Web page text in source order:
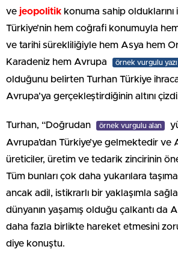
ve jeopolitik konuma sahip olduklarını
Türkiye’nin hem coğrafi konumuyla
ve tarihi sürekliliğiyle hem Asya hem
Karadeniz hem Avrupa
örnek vurgulu yazı
olduğunu belirten Turhan Türkiye
Avrupa’ya gerçekleştirdiğinin altını
Turhan, “Doğrudan örnek vurgulu alan
Avrupa’dan Türkiye’ye gelmektedir ve
üreticiler, üretim ve tedarik zincirinin
Tüm bunları çok daha yukarılara
ancak adil, istikrarlı bir yaklaşımla
dünyanın yaşamış olduğu çalkantı da
daha fazla birlikte hareket etmesini
diye konuştu.